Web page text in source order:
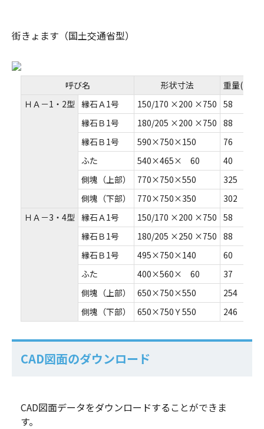
街きょます（国土交通省型）
呼び名 形状寸法 重量(kg)
ＨＡ－1・2型 縁石Ａ1号 150/170 ×200 ×750 58
縁石Ｂ1号
180/205 ×200 ×750 88
縁石Ｂ1号
590×750×150 76
ふた
540×465× 60 40
側塊（上部）
770×750×550 325
側塊（下部）
770×750×350 302
ＨＡ－3・4型 縁石Ａ1号 150/170 ×200 ×750 58
縁石Ｂ1号
180/205 ×250 ×750 88
縁石Ｂ1号
495×750×140 60
ふた
400×560× 60 37
側塊（上部）
650×750×550 254
側塊（下部）
650×750Ｙ550 246
CAD図面のダウンロード
CAD図面データをダウンロードすることができま
す。